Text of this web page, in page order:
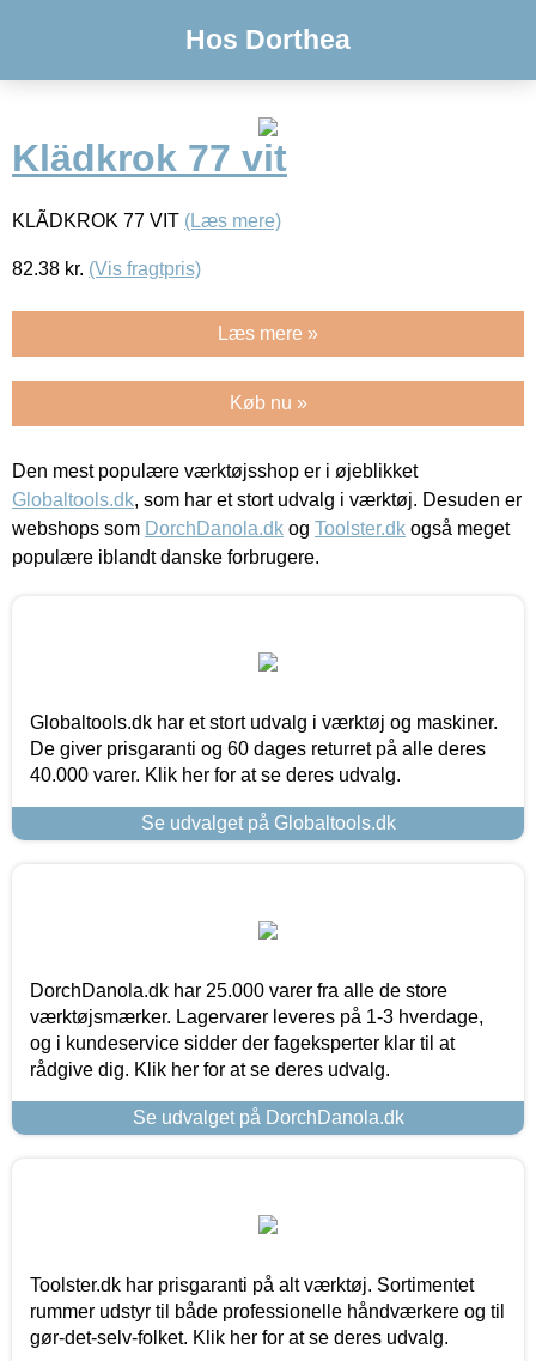
Hos Dorthea
Klädkrok 77 vit
KLÃDKROK 77 VIT (Læs mere)
82.38 kr. (Vis fragtpris)
Læs mere »
Køb nu »
Den mest populære værktøjsshop er i øjeblikket
Globaltools.dk, som har et stort udvalg i værktøj. Desuden er
webshops som DorchDanola.dk og Toolster.dk også meget
populære iblandt danske forbrugere.
Globaltools.dk har et stort udvalg i værktøj og maskiner.
De giver prisgaranti og 60 dages returret på alle deres
40.000 varer. Klik her for at se deres udvalg.
Se udvalget på Globaltools.dk
DorchDanola.dk har 25.000 varer fra alle de store
værktøjsmærker. Lagervarer leveres på 1-3 hverdage,
og i kundeservice sidder der fageksperter klar til at
rådgive dig. Klik her for at se deres udvalg.
Se udvalget på DorchDanola.dk
Toolster.dk har prisgaranti på alt værktøj. Sortimentet
rummer udstyr til både professionelle håndværkere og til
gør-det-selv-folket. Klik her for at se deres udvalg.